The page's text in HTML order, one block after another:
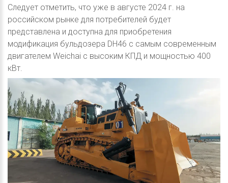
Следует отметить, что уже в августе 2024 г. на
российском рынке для потребителей будет
представлена и доступна для приобретения
модификация бульдозера DH46 с самым современным
двигателем Weichai с высоким КПД и мощностью 400
кВт.